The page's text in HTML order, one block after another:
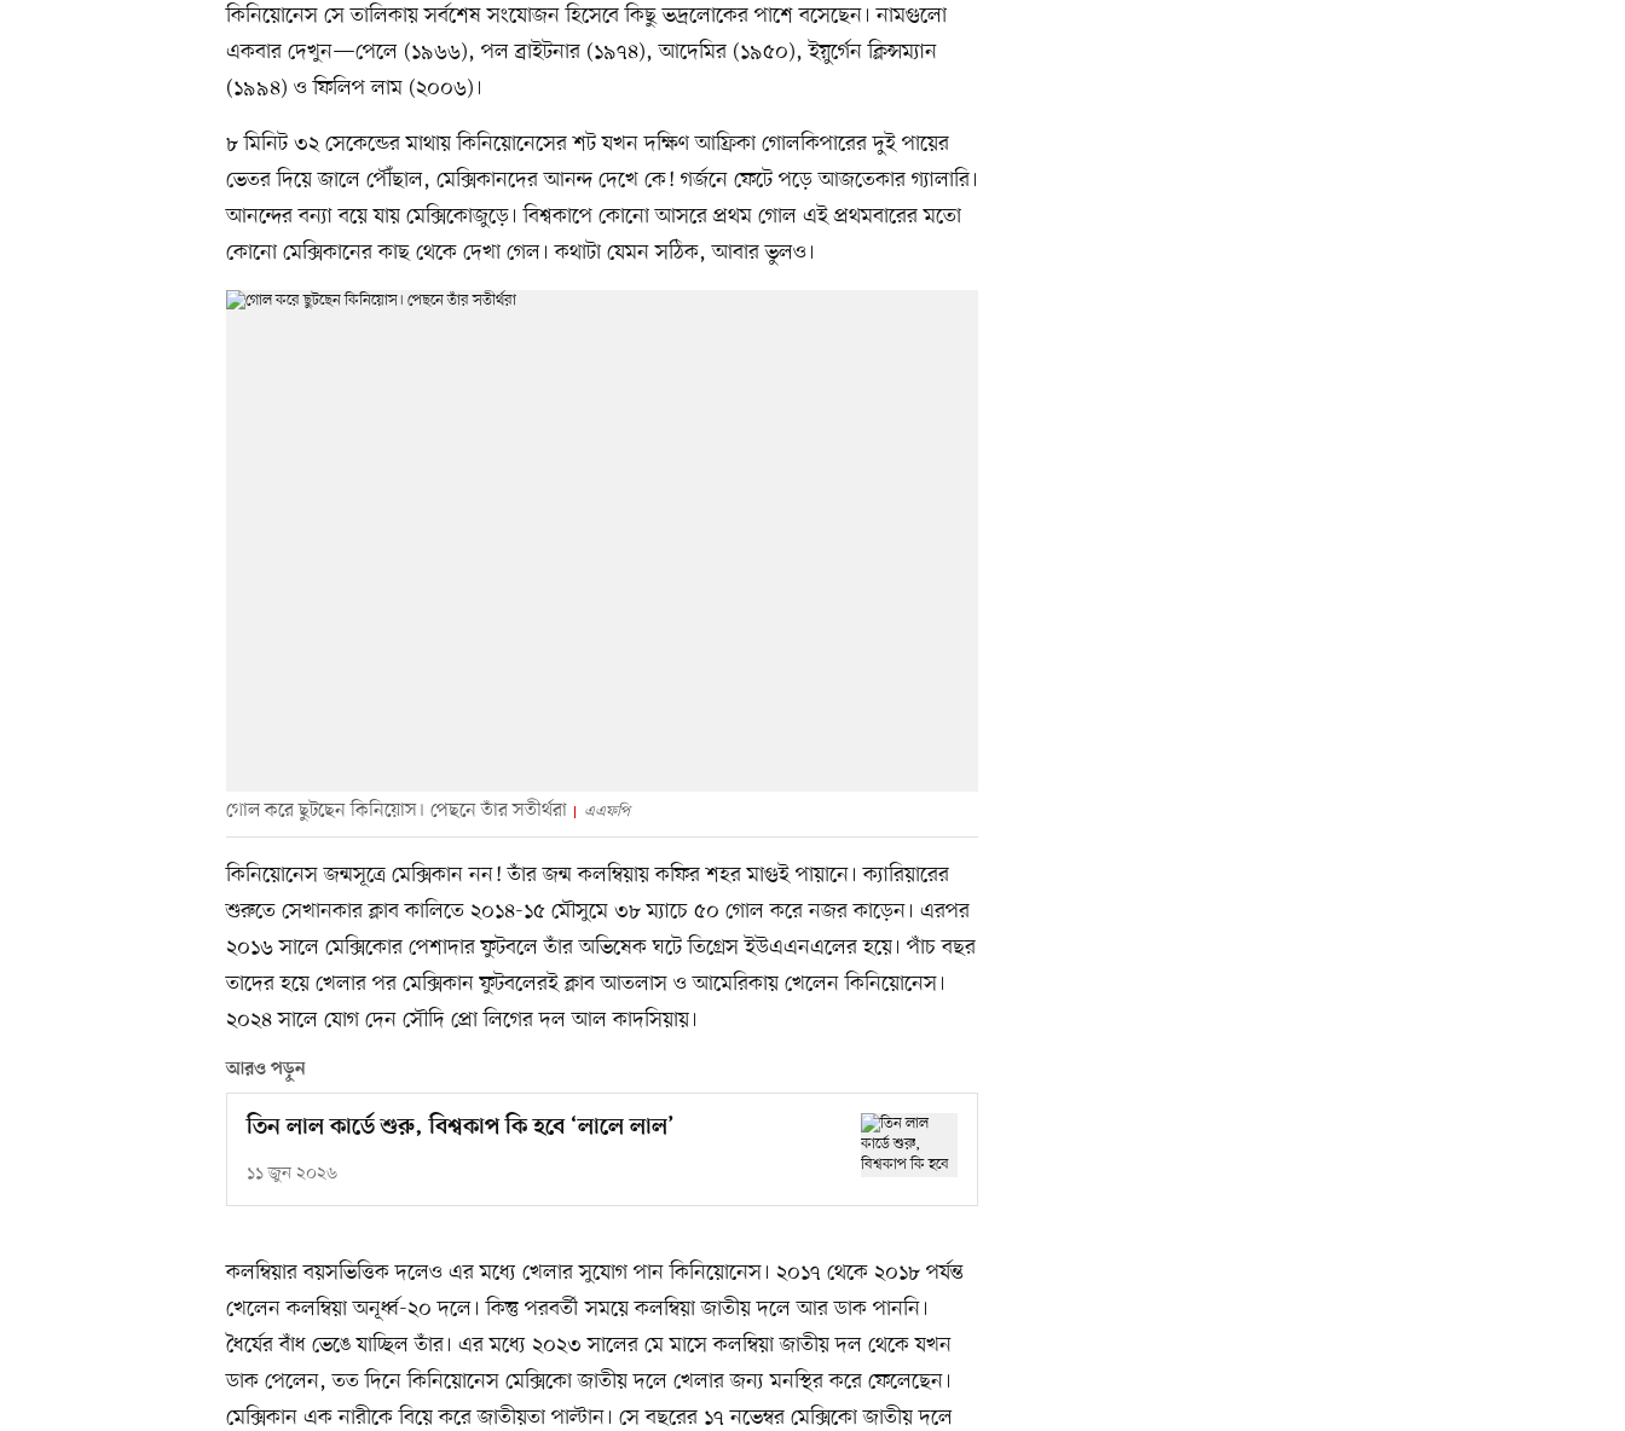
কিনিয়োনেস সে তালিকায় সর্বশেষ সংযোজন হিসেবে কিছু ভদ্রলোকের পাশে বসেছেন। নামগুলো
একবার দেখুন—পেলে (১৯৬৬), পল ব্রাইটনার (১৯৭৪), আদেমির (১৯৫০), ইয়ুর্গেন ক্লিন্সম্যান
(১৯৯৪) ও ফিলিপ লাম (২০০৬)।
৮ মিনিট ৩২ সেকেন্ডের মাথায় কিনিয়োনেসের শট যখন দক্ষিণ আফ্রিকা গোলকিপারের দুই পায়ের
ভেতর দিয়ে জালে পৌঁছাল, মেক্সিকানদের আনন্দ দেখে কে! গর্জনে ফেটে পড়ে আজতেকার গ্যালারি।
আনন্দের বন্যা বয়ে যায় মেক্সিকোজুড়ে। বিশ্বকাপে কোনো আসরে প্রথম গোল এই প্রথমবারের মতো
কোনো মেক্সিকানের কাছ থেকে দেখা গেল। কথাটা যেমন সঠিক, আবার ভুলও।
গোল করে ছুটছেন কিনিয়োস। পেছনে তাঁর সতীর্থরা এএফপি
কিনিয়োনেস জন্মসূত্রে মেক্সিকান নন! তাঁর জন্ম কলম্বিয়ায় কফির শহর মাগুই পায়ানে। ক্যারিয়ারের
শুরুতে সেখানকার ক্লাব কালিতে ২০১৪-১৫ মৌসুমে ৩৮ ম্যাচে ৫০ গোল করে নজর কাড়েন। এরপর
২০১৬ সালে মেক্সিকোর পেশাদার ফুটবলে তাঁর অভিষেক ঘটে তিগ্রেস ইউএএনএলের হয়ে। পাঁচ বছর
তাদের হয়ে খেলার পর মেক্সিকান ফুটবলেরই ক্লাব আতলাস ও আমেরিকায় খেলেন কিনিয়োনেস।
২০২৪ সালে যোগ দেন সৌদি প্রো লিগের দল আল কাদসিয়ায়।
আরও পড়ুন
তিন লাল কার্ডে শুরু, বিশ্বকাপ কি হবে ‘লালে লাল’
১১ জুন ২০২৬
কলম্বিয়ার বয়সভিত্তিক দলেও এর মধ্যে খেলার সুযোগ পান কিনিয়োনেস। ২০১৭ থেকে ২০১৮ পর্যন্ত
খেলেন কলম্বিয়া অনূর্ধ্ব-২০ দলে। কিন্তু পরবর্তী সময়ে কলম্বিয়া জাতীয় দলে আর ডাক পাননি।
ধৈর্যের বাঁধ ভেঙে যাচ্ছিল তাঁর। এর মধ্যে ২০২৩ সালের মে মাসে কলম্বিয়া জাতীয় দল থেকে যখন
ডাক পেলেন, তত দিনে কিনিয়োনেস মেক্সিকো জাতীয় দলে খেলার জন্য মনস্থির করে ফেলেছেন।
মেক্সিকান এক নারীকে বিয়ে করে জাতীয়তা পাল্টান। সে বছরের ১৭ নভেম্বর মেক্সিকো জাতীয় দলে